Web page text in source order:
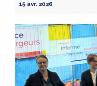
15 avr. 2026